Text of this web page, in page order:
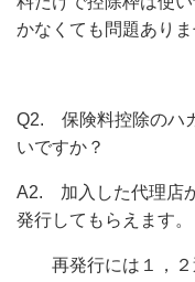
かなくても問題ありま
Q2. 保険料控除のハ
いですか？
A2. 加入した代理店
発行してもらえます。
再発行には１，２